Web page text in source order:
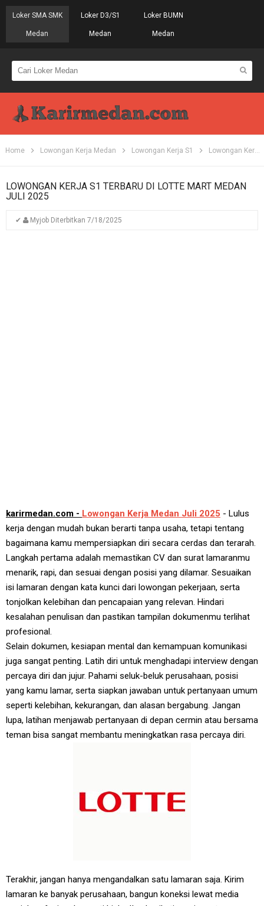
Loker SMA SMK
Medan
Loker D3/S1
Medan
Loker BUMN
Medan
Home Lowongan Kerja Medan Lowongan Kerja S1 Lowongan Kerja Tahun 2025
LOWONGAN KERJA S1 TERBARU DI LOTTE MART MEDAN
JULI 2025
✔ Myjob Diterbitkan 7/18/2025
karirmedan.com - Lowongan Kerja Medan Juli 2025 - Lulus
kerja dengan mudah bukan berarti tanpa usaha, tetapi tentang
bagaimana kamu mempersiapkan diri secara cerdas dan terarah.
Langkah pertama adalah memastikan CV dan surat lamaranmu
menarik, rapi, dan sesuai dengan posisi yang dilamar. Sesuaikan
isi lamaran dengan kata kunci dari lowongan pekerjaan, serta
tonjolkan kelebihan dan pencapaian yang relevan. Hindari
kesalahan penulisan dan pastikan tampilan dokumenmu terlihat
profesional.
Selain dokumen, kesiapan mental dan kemampuan komunikasi
juga sangat penting. Latih diri untuk menghadapi interview dengan
percaya diri dan jujur. Pahami seluk-beluk perusahaan, posisi
yang kamu lamar, serta siapkan jawaban untuk pertanyaan umum
seperti kelebihan, kekurangan, dan alasan bergabung. Jangan
lupa, latihan menjawab pertanyaan di depan cermin atau bersama
teman bisa sangat membantu meningkatkan rasa percaya diri.
Terakhir, jangan hanya mengandalkan satu lamaran saja. Kirim
lamaran ke banyak perusahaan, bangun koneksi lewat media